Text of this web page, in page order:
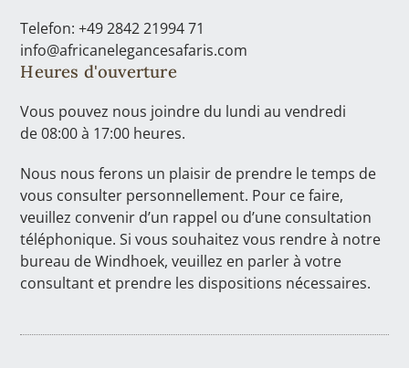
Telefon: +49 2842 21994 71
info@africanelegancesafaris.com
Heures d'ouverture
Vous pouvez nous joindre du lundi au vendredi
de 08:00 à 17:00 heures.
Nous nous ferons un plaisir de prendre le temps de
vous consulter personnellement. Pour ce faire,
veuillez convenir d’un rappel ou d’une consultation
téléphonique. Si vous souhaitez vous rendre à notre
bureau de Windhoek, veuillez en parler à votre
consultant et prendre les dispositions nécessaires.